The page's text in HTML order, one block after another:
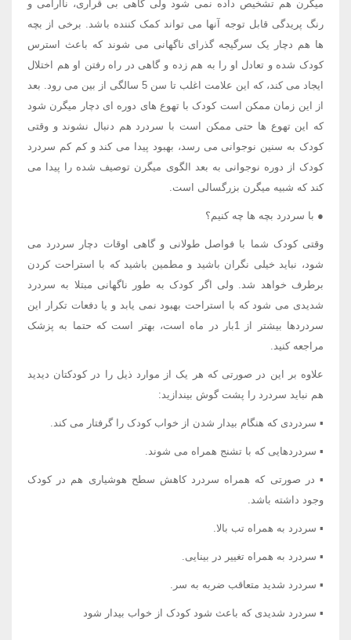
میگرن هم تشخیص داده نمی شود ولی گاهی بی قراری، ناآرامی و
رنگ پریدگی قابل توجه آنها می تواند کمک کننده باشد. برخی از بچه
ها هم دچار یک سرگیجه گذرای ناگهانی می شوند که باعث استرس
کودک شده و تعادل او را به هم زده و گاهی در راه رفتن او هم اختلال
ایجاد می کند، که این علامت اغلب تا سن 5 سالگی از بین می رود. بعد
از این زمان ممکن است کودک با تهوع های دوره ای دچار میگرن شود
که این تهوع ها حتی ممکن است با سردرد هم دنبال نشوند و وقتی
کودک به سنین نوجوانی می رسد، بهبود پیدا می کند و کم کم سردرد
کودک از دوره نوجوانی به بعد الگوی میگرن توصیف شده را پیدا می
کند که شبیه میگرن بزرگسالی است.
● با سردرد بچه ها چه کنیم؟
وقتی کودک شما با فواصل طولانی و گاهی اوقات دچار سردرد می
شود، نباید خیلی نگران باشید و مطمین باشید که با استراحت کردن
برطرف خواهد شد. ولی اگر کودک به طور ناگهانی مبتلا به سردرد
شدیدی می شود که با استراحت بهبود نمی یابد و یا دفعات تکرار این
سردردها بیشتر از 1بار در ماه است، بهتر است که حتما به پزشک
مراجعه کنید.
علاوه بر این در صورتی که هر یک از موارد ذیل را در کودکتان دیدید
هم نباید سردرد را پشت گوش بیندازید:
▪ سردردی که هنگام بیدار شدن از خواب کودک را گرفتار می کند.
▪ سردردهایی که با تشنج همراه می شوند.
▪ در صورتی که همراه سردرد کاهش سطح هوشیاری هم در کودک
وجود داشته باشد.
▪ سردرد به همراه تب بالا.
▪ سردرد به همراه تغییر در بینایی.
▪ سردرد شدید متعاقب ضربه به سر.
▪ سردرد شدیدی که باعث شود کودک از خواب بیدار شود